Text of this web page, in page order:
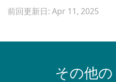
前回更新日: Apr 11, 2025
その他の